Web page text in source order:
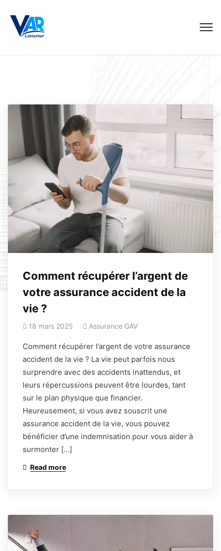
Comment récupérer l’argent de
votre assurance accident de la
vie ?
18 mars 2025 Assurance GAV
Comment récupérer l’argent de votre assurance
accident de la vie ? La vie peut parfois nous
surprendre avec des accidents inattendus, et
leurs répercussions peuvent être lourdes, tant
sur le plan physique que financier.
Heureusement, si vous avez souscrit une
assurance accident de la vie, vous pouvez
bénéficier d’une indemnisation pour vous aider à
surmonter […]
Read more